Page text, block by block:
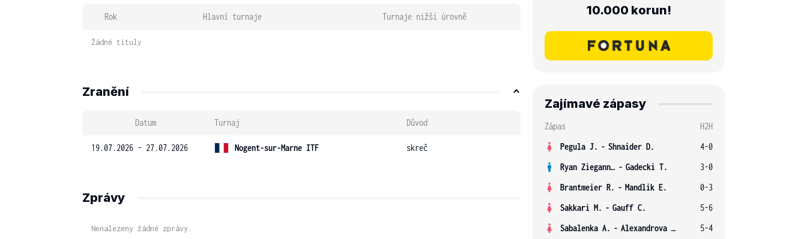
Rok Hlavní turnaje Turnaje nižší úrovně
Žádné tituly
Zranění
Datum Turnaj Důvod
19.07.2026 - 27.07.2026 Nogent-sur-Marne ITF skreč
Zprávy
Nenalezeny žádné zprávy.
10.000 korun!
Zajímavé zápasy
Zápas
H2H
Pegula J. - Shnaider D.
4-0
Ryan Ziegann S. - Gadecki T.
3-0
Brantmeier R. - Mandlik E.
0-3
Sakkari M. - Gauff C.
5-6
Sabalenka A. - Alexandrova E.
5-4